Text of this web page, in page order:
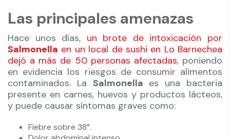
Las principales amenazas
Hace unos días, un brote de intoxicación por
Salmonella en un local de sushi en Lo Barnechea
dejó a más de 50 personas afectadas, poniendo
en evidencia los riesgos de consumir alimentos
contaminados. La Salmonella es una bacteria
presente en carnes, huevos y productos lácteos,
y puede causar síntomas graves como:
Fiebre sobre 38°.